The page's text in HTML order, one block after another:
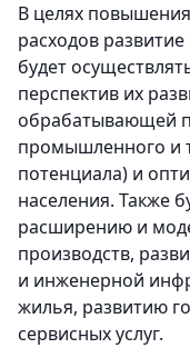
В целях
расходов
будет
перспектив их
обрабатывающей
промышленного и
потенциала) и
населения. Также
расширению и
производств,
и инженерной
жилья, развитию
сервисных услуг.